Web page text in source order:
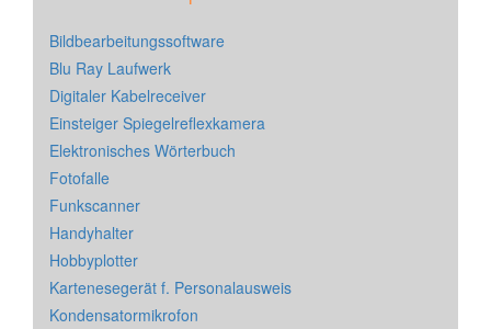
Bildbearbeitungssoftware
Blu Ray Laufwerk
Digitaler Kabelreceiver
Einsteiger Spiegelreflexkamera
Elektronisches Wörterbuch
Fotofalle
Funkscanner
Handyhalter
Hobbyplotter
Kartenesegerät f. Personalausweis
Kondensatormikrofon